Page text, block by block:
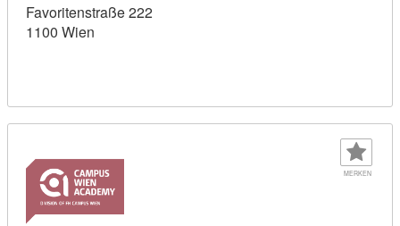
Favoritenstraße 222
1100 Wien
MERKEN